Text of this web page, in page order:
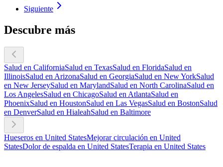
Siguiente
Descubre más
Salud en CaliforniaSalud en TexasSalud en FloridaSalud en
IllinoisSalud en ArizonaSalud en GeorgiaSalud en New YorkSalud
en New JerseySalud en MarylandSalud en North CarolinaSalud en
Los AngelesSalud en ChicagoSalud en AtlantaSalud en
PhoenixSalud en HoustonSalud en Las VegasSalud en BostonSalud
en DenverSalud en HialeahSalud en Baltimore
Hueseros en United StatesMejorar circulación en United
StatesDolor de espalda en United StatesTerapia en United States